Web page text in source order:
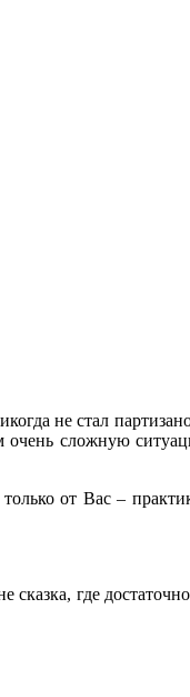
не стал
очень сложную
от Вас –
где